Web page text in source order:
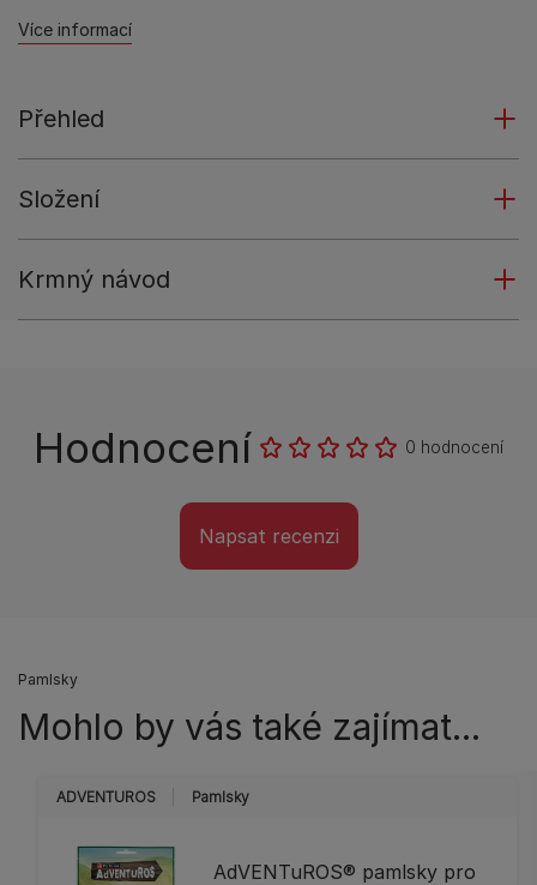
Více informací
Přehled
Složení
Krmný návod
Hodnocení 0 hodnocení
Napsat recenzi
Pamlsky
Mohlo by vás také zajímat...
ADVENTUROS Pamlsky
AdVENTuROS® pamlsky pro